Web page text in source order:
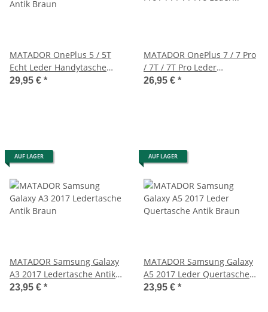
MATADOR OnePlus 5 / 5T
Echt Leder Handytasche
Antik Braun
29,95 € *
MATADOR OnePlus 7 / 7 Pro
/ 7T / 7T Pro Leder
Gürteltasche Antik Braun
26,95 € *
AUF LAGER
MATADOR Samsung Galaxy
A3 2017 Ledertasche Antik
Braun
23,95 € *
AUF LAGER
MATADOR Samsung Galaxy
A5 2017 Leder Quertasche
Antik Braun
23,95 € *